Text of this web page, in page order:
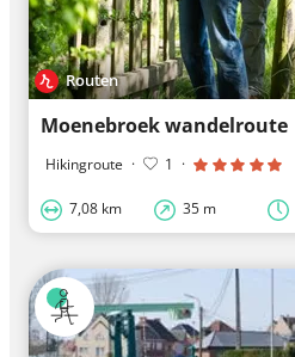
Routen
Moenebroek wandelroute
Hikingroute · 1 ·
7,08 km 35 m